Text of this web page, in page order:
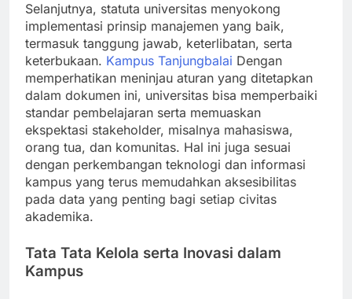
Selanjutnya, statuta universitas menyokong
implementasi prinsip manajemen yang baik,
termasuk tanggung jawab, keterlibatan, serta
keterbukaan. Kampus Tanjungbalai Dengan
memperhatikan meninjau aturan yang ditetapkan
dalam dokumen ini, universitas bisa memperbaiki
standar pembelajaran serta memuaskan
ekspektasi stakeholder, misalnya mahasiswa,
orang tua, dan komunitas. Hal ini juga sesuai
dengan perkembangan teknologi dan informasi
kampus yang terus memudahkan aksesibilitas
pada data yang penting bagi setiap civitas
akademika.
Tata Tata Kelola serta Inovasi dalam
Kampus